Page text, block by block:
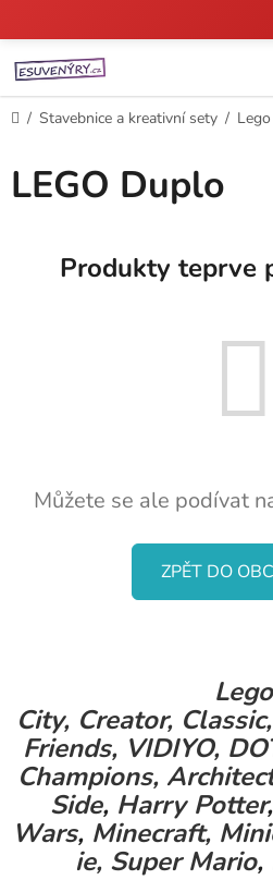
na
obsah
Domů
/ Stavebnice a kreativní sety / Lego
LEGO Duplo
Produkty teprve
Můžete se ale podívat
ZPĚT DO
Lego
City, Creator, Classic,
Friends, VIDIYO,
Champions,
Side, Harry Potter,
Wars, Minecraft,
ie, Super Mario,